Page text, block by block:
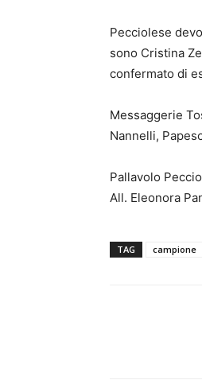
Pecciolese
sono Cristina
confermato di
Messaggerie
Nannelli,
Pallavolo
All. Eleonora
TAG campione